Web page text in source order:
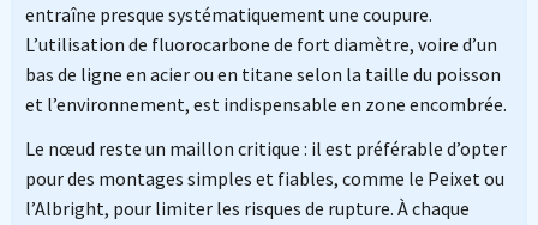
entraîne presque systématiquement une coupure.
L’utilisation de fluorocarbone de fort diamètre, voire d’un
bas de ligne en acier ou en titane selon la taille du poisson
et l’environnement, est indispensable en zone encombrée.
Le nœud reste un maillon critique : il est préférable d’opter
pour des montages simples et fiables, comme le Peixet ou
l’Albright, pour limiter les risques de rupture. À chaque